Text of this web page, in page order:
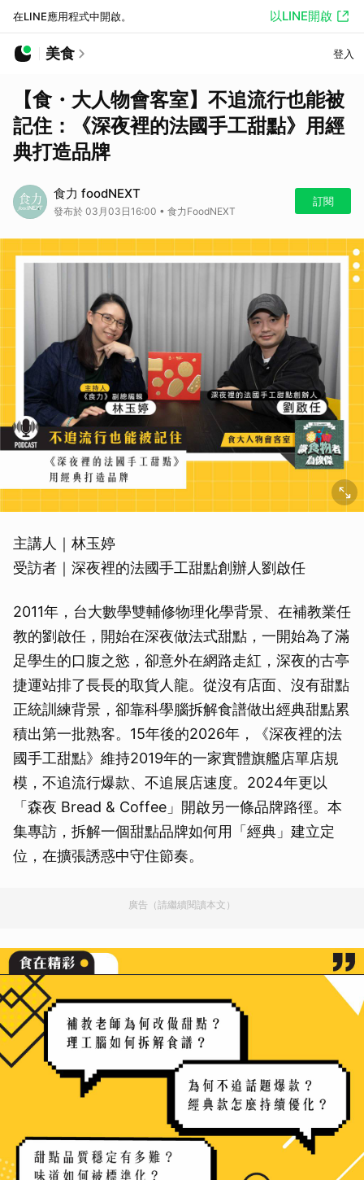
在LINE應用程式中開啟。 以LINE開啟
美食 登入
【食・大人物會客室】不追流行也能被
記住：《深夜裡的法國手工甜點》用經
典打造品牌
食力 foodNEXT
發布於 03月03日16:00 • 食力FoodNEXT
訂閱
主講人｜林玉婷
受訪者｜深夜裡的法國手工甜點創辦人劉啟任
2011年，台大數學雙輔修物理化學背景、在補教業任
教的劉啟任，開始在深夜做法式甜點，一開始為了滿
足學生的口腹之慾，卻意外在網路走紅，深夜的古亭
捷運站排了長長的取貨人龍。從沒有店面、沒有甜點
正統訓練背景，卻靠科學腦拆解食譜做出經典甜點累
積出第一批熟客。15年後的2026年，《深夜裡的法
國手工甜點》維持2019年的一家實體旗艦店單店規
模，不追流行爆款、不追展店速度。2024年更以
「森夜 Bread & Coffee」開啟另一條品牌路徑。本
集專訪，拆解一個甜點品牌如何用「經典」建立定
位，在擴張誘惑中守住節奏。
廣告（請繼續閱讀本文）